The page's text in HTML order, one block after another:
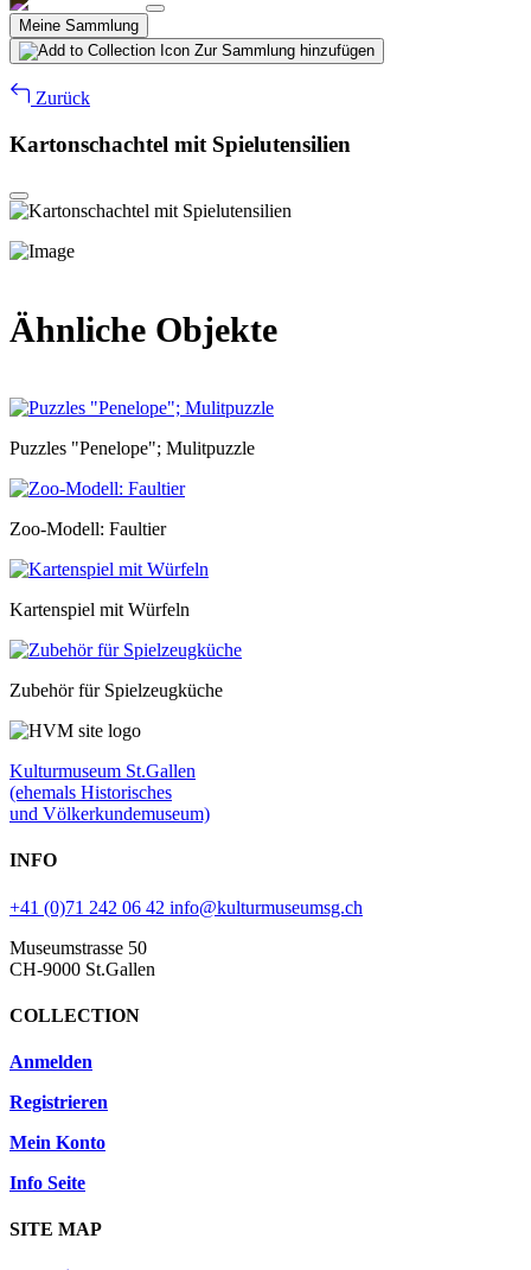
Meine Sammlung
Zur Sammlung hinzufügen
Zurück
Kartonschachtel mit Spielutensilien
Ähnliche Objekte
Puzzles "Penelope"; Mulitpuzzle
Zoo-Modell: Faultier
Kartenspiel mit Würfeln
Zubehör für Spielzeugküche
Kulturmuseum St.Gallen
(ehemals Historisches
und Völkerkundemuseum)
INFO
+41 (0)71 242 06 42 info@kulturmuseumsg.ch
Museumstrasse 50
CH-9000 St.Gallen
COLLECTION
Anmelden
Registrieren
Mein Konto
Info Seite
SITE MAP